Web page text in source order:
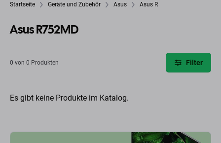
Startseite Geräte und Zubehör Asus Asus R
Asus R752MD
0 von 0 Produkten Filter
Es gibt keine Produkte im Katalog.